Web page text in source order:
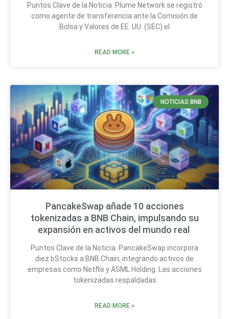
Puntos Clave de la Noticia: Plume Network se registró
como agente de transferencia ante la Comisión de
Bolsa y Valores de EE. UU. (SEC) el
READ MORE »
NOTICIAS BNB
PancakeSwap añade 10 acciones
tokenizadas a BNB Chain, impulsando su
expansión en activos del mundo real
Puntos Clave de la Noticia: PancakeSwap incorpora
diez bStocks a BNB Chain, integrando activos de
empresas como Netflix y ASML Holding. Las acciones
tokenizadas respaldadas
READ MORE »